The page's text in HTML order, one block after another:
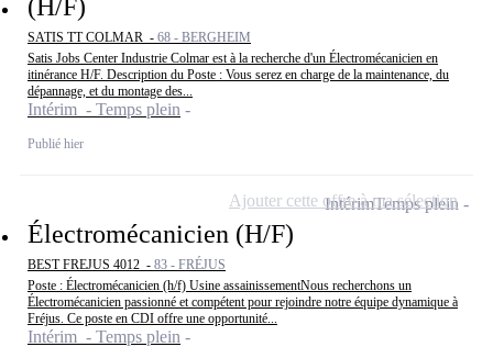
(H/F)
SATIS TT COLMAR - 68 - BERGHEIM
Satis Jobs Center Industrie Colmar est à la recherche d'un Électromécanicien en
itinérance H/F. Description du Poste : Vous serez en charge de la maintenance, du
dépannage, et du montage des...
Intérim - Temps plein
Publié hier
Électromécanicien (H/F)
BEST FREJUS 4012 - 83 - FRÉJUS
Poste : Électromécanicien (h/f) Usine assainissementNous recherchons un
Électromécanicien passionné et compétent pour rejoindre notre équipe dynamique à
Fréjus. Ce poste en CDI offre une opportunité...
Intérim - Temps plein
IntérimTemps plein
Ajouter cette offre à ma sélection